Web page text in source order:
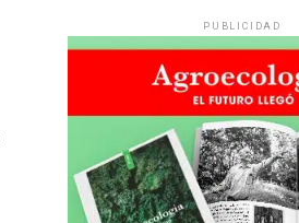
PUBLICIDAD